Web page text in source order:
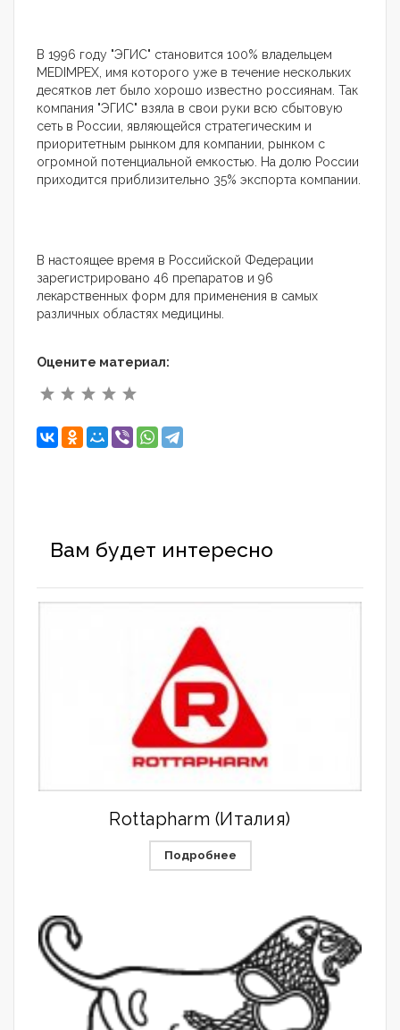
В 1996 году "ЭГИС" становится 100% владельцем
MEDIMPEX, имя которого уже в течение нескольких
десятков лет было хорошо известно россиянам. Так
компания "ЭГИС" взяла в свои руки всю сбытовую
сеть в России, являющейся стратегическим и
приоритетным рынком для компании, рынком с
огромной потенциальной емкостью. На долю России
приходится приблизительно 35% экспорта компании.
В настоящее время в Российской Федерации
зарегистрировано 46 препаратов и 96
лекарственных форм для применения в самых
различных областях медицины.
Оцените материал:
Вам будет интересно
Rottapharm (Италия)
Подробнее